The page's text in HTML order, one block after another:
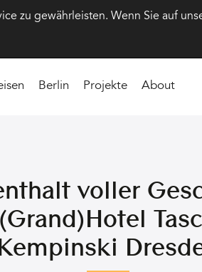
zu gewährleisten. Wenn Sie auf
Berlin Projekte About
voller
Kempinski